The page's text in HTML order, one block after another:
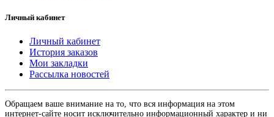
Личный кабинет
Личный кабинет
История заказов
Мои закладки
Рассылка новостей
Обращаем ваше внимание на то, что вся информация на этом
интернет-сайте носит исключительно информационный характер и ни